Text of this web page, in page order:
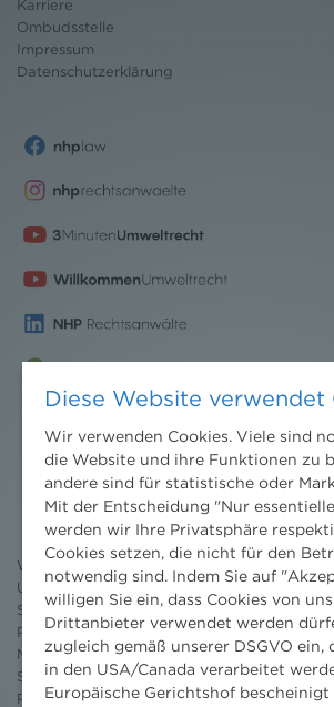
Karriere
Ombudsstelle
Impressum
Datenschutzerklärung
Nachrichten
News aktuell
Newsletter
3 Minuten
Willkommen Umweltrecht
Umweltrechtsblog
Seminare
Publikationen
Moot Court
Stipendium
Pressebereich
Diese Website verwendet
Wir verwenden Cookies. Viele sind
die Website und ihre Funktionen zu
andere sind für statistische oder
Mit der Entscheidung "Nur
werden wir Ihre Privatsphäre
Cookies setzen, die nicht für den
notwendig sind. Indem Sie auf
willigen Sie ein, dass Cookies von
Drittanbieter verwendet werden
zugleich gemäß unserer DSGVO ein,
in den USA/Canada verarbeitet
Europäische Gerichtshof bescheinigt